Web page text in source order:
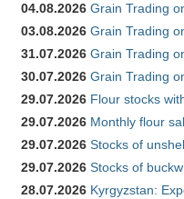
04.08.2026 Grain Trading
03.08.2026 Grain Trading
31.07.2026 Grain Trading
30.07.2026 Grain Trading
29.07.2026 Flour stocks
29.07.2026 Monthly flour
29.07.2026 Stocks of
29.07.2026 Stocks of
28.07.2026 Kyrgyzstan: